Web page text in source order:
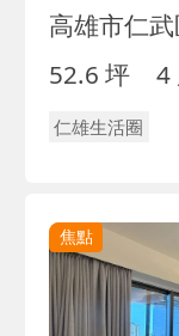
高雄市仁
52.6 坪
4
仁雄生活圈
焦點